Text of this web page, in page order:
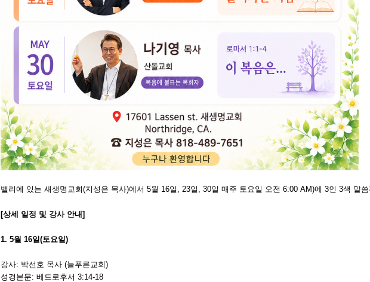
밸리에 있는 새생명교회(지성은 목사)에서 5월 16일, 23일, 30일 매주 토요일 오전 6:00 AM)에 3인 3색 말
[상세 일정 및 강사 안내]
1. 5월 16일(토요일)
강사: 박선호 목사 (늘푸른교회)
성경본문: 베드로후서 3:14-18